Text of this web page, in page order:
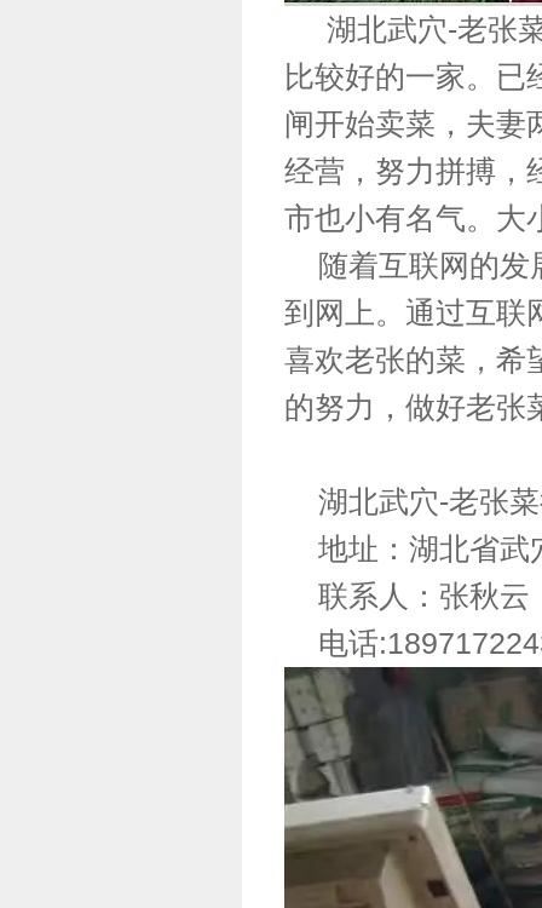
湖北武穴-老张菜
比较好的一家。已
闸开始卖菜，夫妻
经营，努力拼搏，
市也小有名气。大
随着互联网的发
到网上。通过互联
喜欢老张的菜，希
的努力，做好老张
湖北武穴-老张
地址：湖北省武
联系人：张秋云
电话